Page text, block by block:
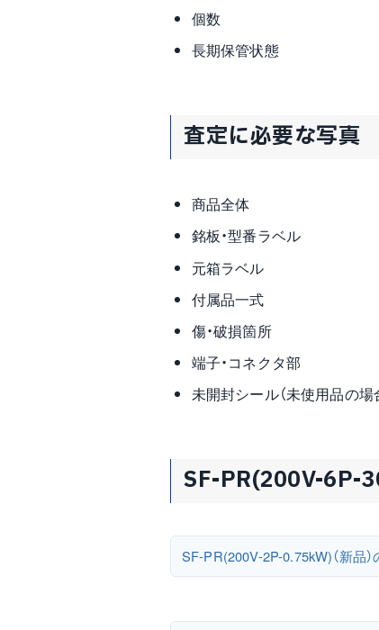
個数
長期保管状態
査定に必要な写真
商品全体
銘板・型番ラベル
元箱ラベル
付属品一式
傷・破損箇所
端子・コネクタ部
未開封シール（未使用品の場
SF-PR(200V-6P-
SF-PR(200V-2P-0.75kW)（新品